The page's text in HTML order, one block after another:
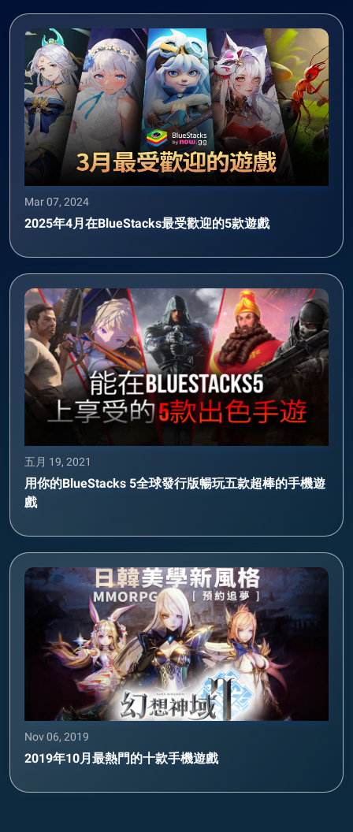
Mar 07, 2024
2025年4月在BlueStacks最受歡迎的5款遊戲
五月 19, 2021
用你的BlueStacks 5全球發行版暢玩五款超棒的手機遊
戲
Nov 06, 2019
2019年10月最熱門的十款手機遊戲